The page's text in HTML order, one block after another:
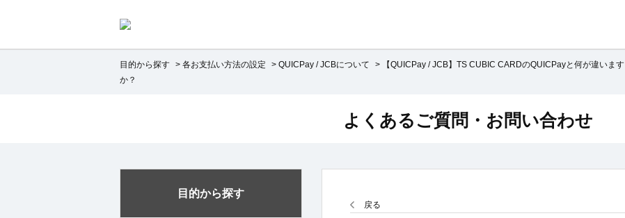
目的から探す > 各お支払い方法の設定 > QUICPay / JCBについて >
【QUICPay / JCB】TS CUBIC CARDのQUICPayと何が違います
か？
目的から探す
よくあるご質問・お問い合わせ
戻る